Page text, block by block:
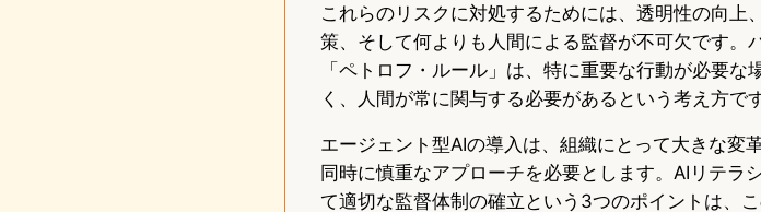
これらのリスクに対処するためには、透明性の向上
策、そして何よりも人間による監督が不可欠です。
「ペトロフ・ルール」は、特に重要な行動が必要
く、人間が常に関与する必要があるという考え方です
エージェント型AIの導入は、組織にとって大きな変
同時に慎重なアプローチを必要とします。AIリテラ
て適切な監督体制の確立という3つのポイントは、